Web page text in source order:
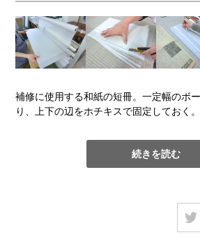
補修に使用する和紙の短冊。一定幅のボ
り、上下の辺をホチキスで固定しておく
れていると絡まりにくく扱いやすい。な
は極薄なので水切り喰い裂きにはしない。
続きを読む